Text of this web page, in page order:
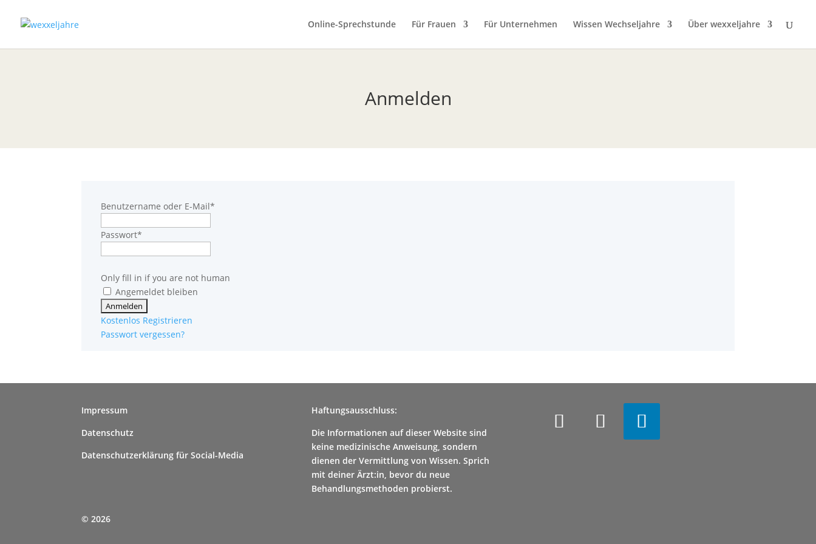
Online-Sprechstunde Für Frauen Für Unternehmen Wissen Wechseljahre Über wexxeljahre
Anmelden
Benutzername oder E-Mail*
Passwort*
Only fill in if you are not human
Angemeldet bleiben
Kostenlos Registrieren
Passwort vergessen?
Impressum
Datenschutz
Datenschutzerklärung für Social-Media
Haftungsausschluss:
Die Informationen auf dieser Website sind
keine medizinische Anweisung, sondern
dienen der Vermittlung von Wissen. Sprich
mit deiner Ärzt:in, bevor du neue
Behandlungsmethoden probierst.
© 2026